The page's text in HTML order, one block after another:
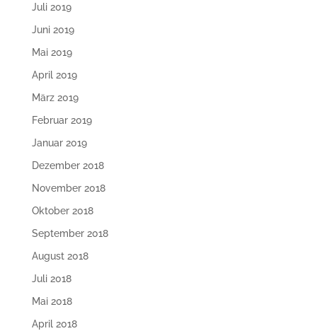
Juli 2019
Juni 2019
Mai 2019
April 2019
März 2019
Februar 2019
Januar 2019
Dezember 2018
November 2018
Oktober 2018
September 2018
August 2018
Juli 2018
Mai 2018
April 2018